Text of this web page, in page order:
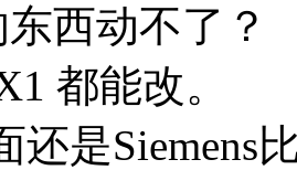
西动不了？
都能改。
还是Siemens